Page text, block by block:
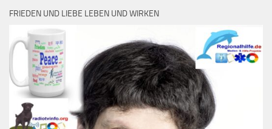
FRIEDEN UND LIEBE LEBEN UND WIRKEN